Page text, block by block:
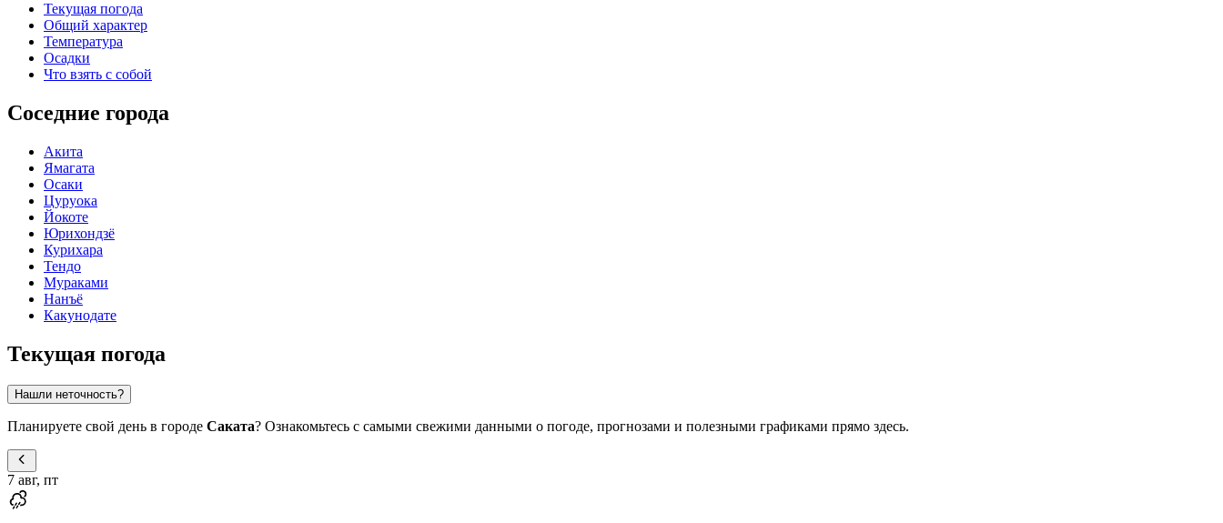
Текущая погода
Общий характер
Температура
Осадки
Что взять с собой
Соседние города
Акита
Ямагата
Осаки
Цуруока
Йокоте
Юрихондзё
Курихара
Тендо
Мураками
Нанъё
Какунодате
Текущая погода
Нашли неточность?
Планируете свой день в городе Саката? Ознакомьтесь с самыми свежими данными о погоде, прогнозами и полезными графиками прямо здесь.
7 авг, пт